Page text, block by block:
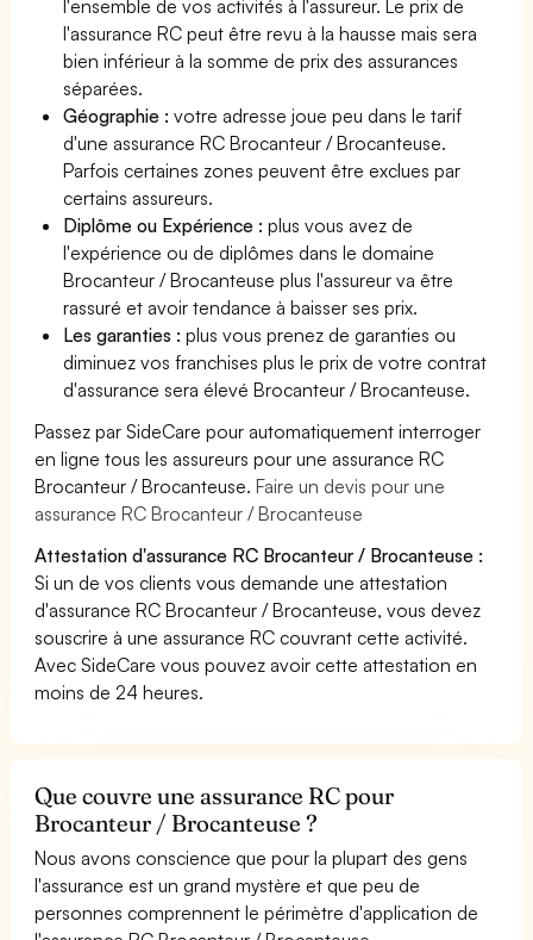
l'ensemble de vos activités à l'assureur. Le prix de
l'assurance RC peut être revu à la hausse mais sera
bien inférieur à la somme de prix des assurances
séparées.
Géographie :votre adresse joue peu dans le tarif
d'une assurance RC Brocanteur / Brocanteuse.
Parfois certaines zones peuvent être exclues par
certains assureurs.
Diplôme ou Expérience :plus vous avez de
l'expérience ou de diplômes dans le domaine
Brocanteur / Brocanteuse plus l'assureur va être
rassuré et avoir tendance à baisser ses prix.
Les garanties :plus vous prenez de garanties ou
diminuez vos franchises plus le prix de votre contrat
d'assurance sera élevé Brocanteur / Brocanteuse.
Passez par SideCare pour automatiquement interroger
en ligne tous les assureurs pour une assurance RC
Brocanteur / Brocanteuse.Faire un devis pour une
assurance RC Brocanteur / Brocanteuse
Attestation d'assurance RC Brocanteur / Brocanteuse :
Si un de vos clients vous demande une attestation
d'assurance RC Brocanteur / Brocanteuse, vous devez
souscrire à une assurance RC couvrant cette activité.
Avec SideCare vous pouvez avoir cette attestation en
moins de 24 heures.
Que couvre une assurance RC pour
Brocanteur / Brocanteuse ?
Nous avons conscience que pour la plupart des gens
l'assurance est un grand mystère et que peu de
personnes comprennent le périmètre d'application de